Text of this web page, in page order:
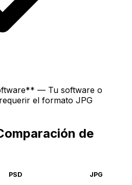
— Tu software o
el formato JPG
de
PSD JPG